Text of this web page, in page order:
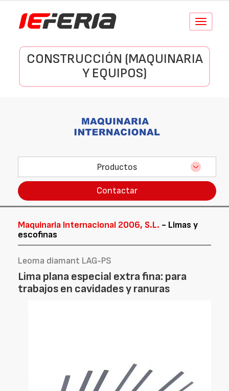
Conmutar
CONSTRUCCIÓN (MAQUINARIA
Y EQUIPOS)
Productos
Contactar
Maquinaria Internacional 2006, S.L. - Limas y
escofinas
Leoma diamant LAG-PS
Lima plana especial extra fina: para
trabajos en cavidades y ranuras